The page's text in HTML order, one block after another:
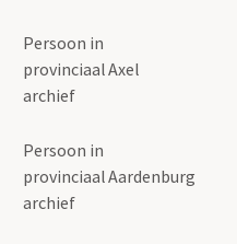
Persoon in
provinciaal
archief
Axel
Persoon in
provinciaal
archief
Aardenburg